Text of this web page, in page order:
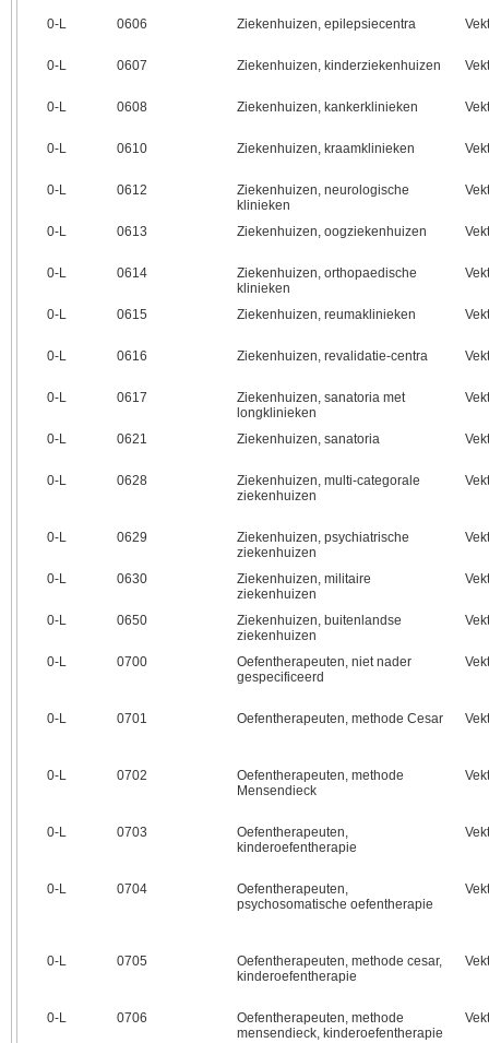
0‑L 0606 Ziekenhuizen, epilepsiecentra
0‑L 0607 Ziekenhuizen, kinderziekenhuizen
0‑L 0608 Ziekenhuizen, kankerklinieken
0‑L 0610 Ziekenhuizen, kraamklinieken
0‑L 0612
Ziekenhuizen, neurologische
klinieken
0‑L 0613 Ziekenhuizen, oogziekenhuizen
0‑L 0614
Ziekenhuizen, orthopaedische
klinieken
0‑L 0615 Ziekenhuizen, reumaklinieken
0‑L 0616 Ziekenhuizen, revalidatie-centra
0‑L 0617
Ziekenhuizen, sanatoria met
longklinieken
0‑L 0621 Ziekenhuizen, sanatoria
0‑L 0628
Ziekenhuizen, multi-categorale
ziekenhuizen
0‑L 0629
Ziekenhuizen, psychiatrische
ziekenhuizen
0‑L 0630
Ziekenhuizen, militaire
ziekenhuizen
0‑L 0650
Ziekenhuizen, buitenlandse
ziekenhuizen
0‑L 0700
Oefentherapeuten, niet nader
gespecificeerd
0‑L 0701 Oefentherapeuten, methode Cesar
0‑L 0702
Oefentherapeuten, methode
Mensendieck
0‑L 0703
Oefentherapeuten,
kinderoefentherapie
0‑L 0704
Oefentherapeuten,
psychosomatische oefentherapie
0‑L 0705
Oefentherapeuten, methode cesar,
kinderoefentherapie
0‑L 0706
Oefentherapeuten, methode
mensendieck, kinderoefentherapie